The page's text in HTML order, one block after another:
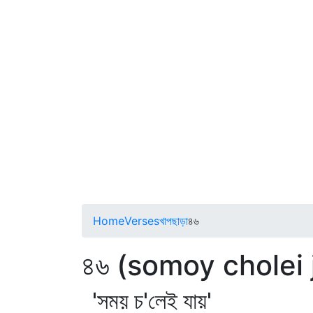
HomeVersesখাপছাড়া৪৬
৪৬ (somoy cholei
'সময় চ'লেই যায়'